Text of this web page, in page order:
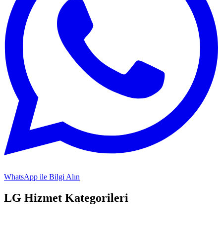
WhatsApp ile Bilgi Alın
LG Hizmet Kategorileri